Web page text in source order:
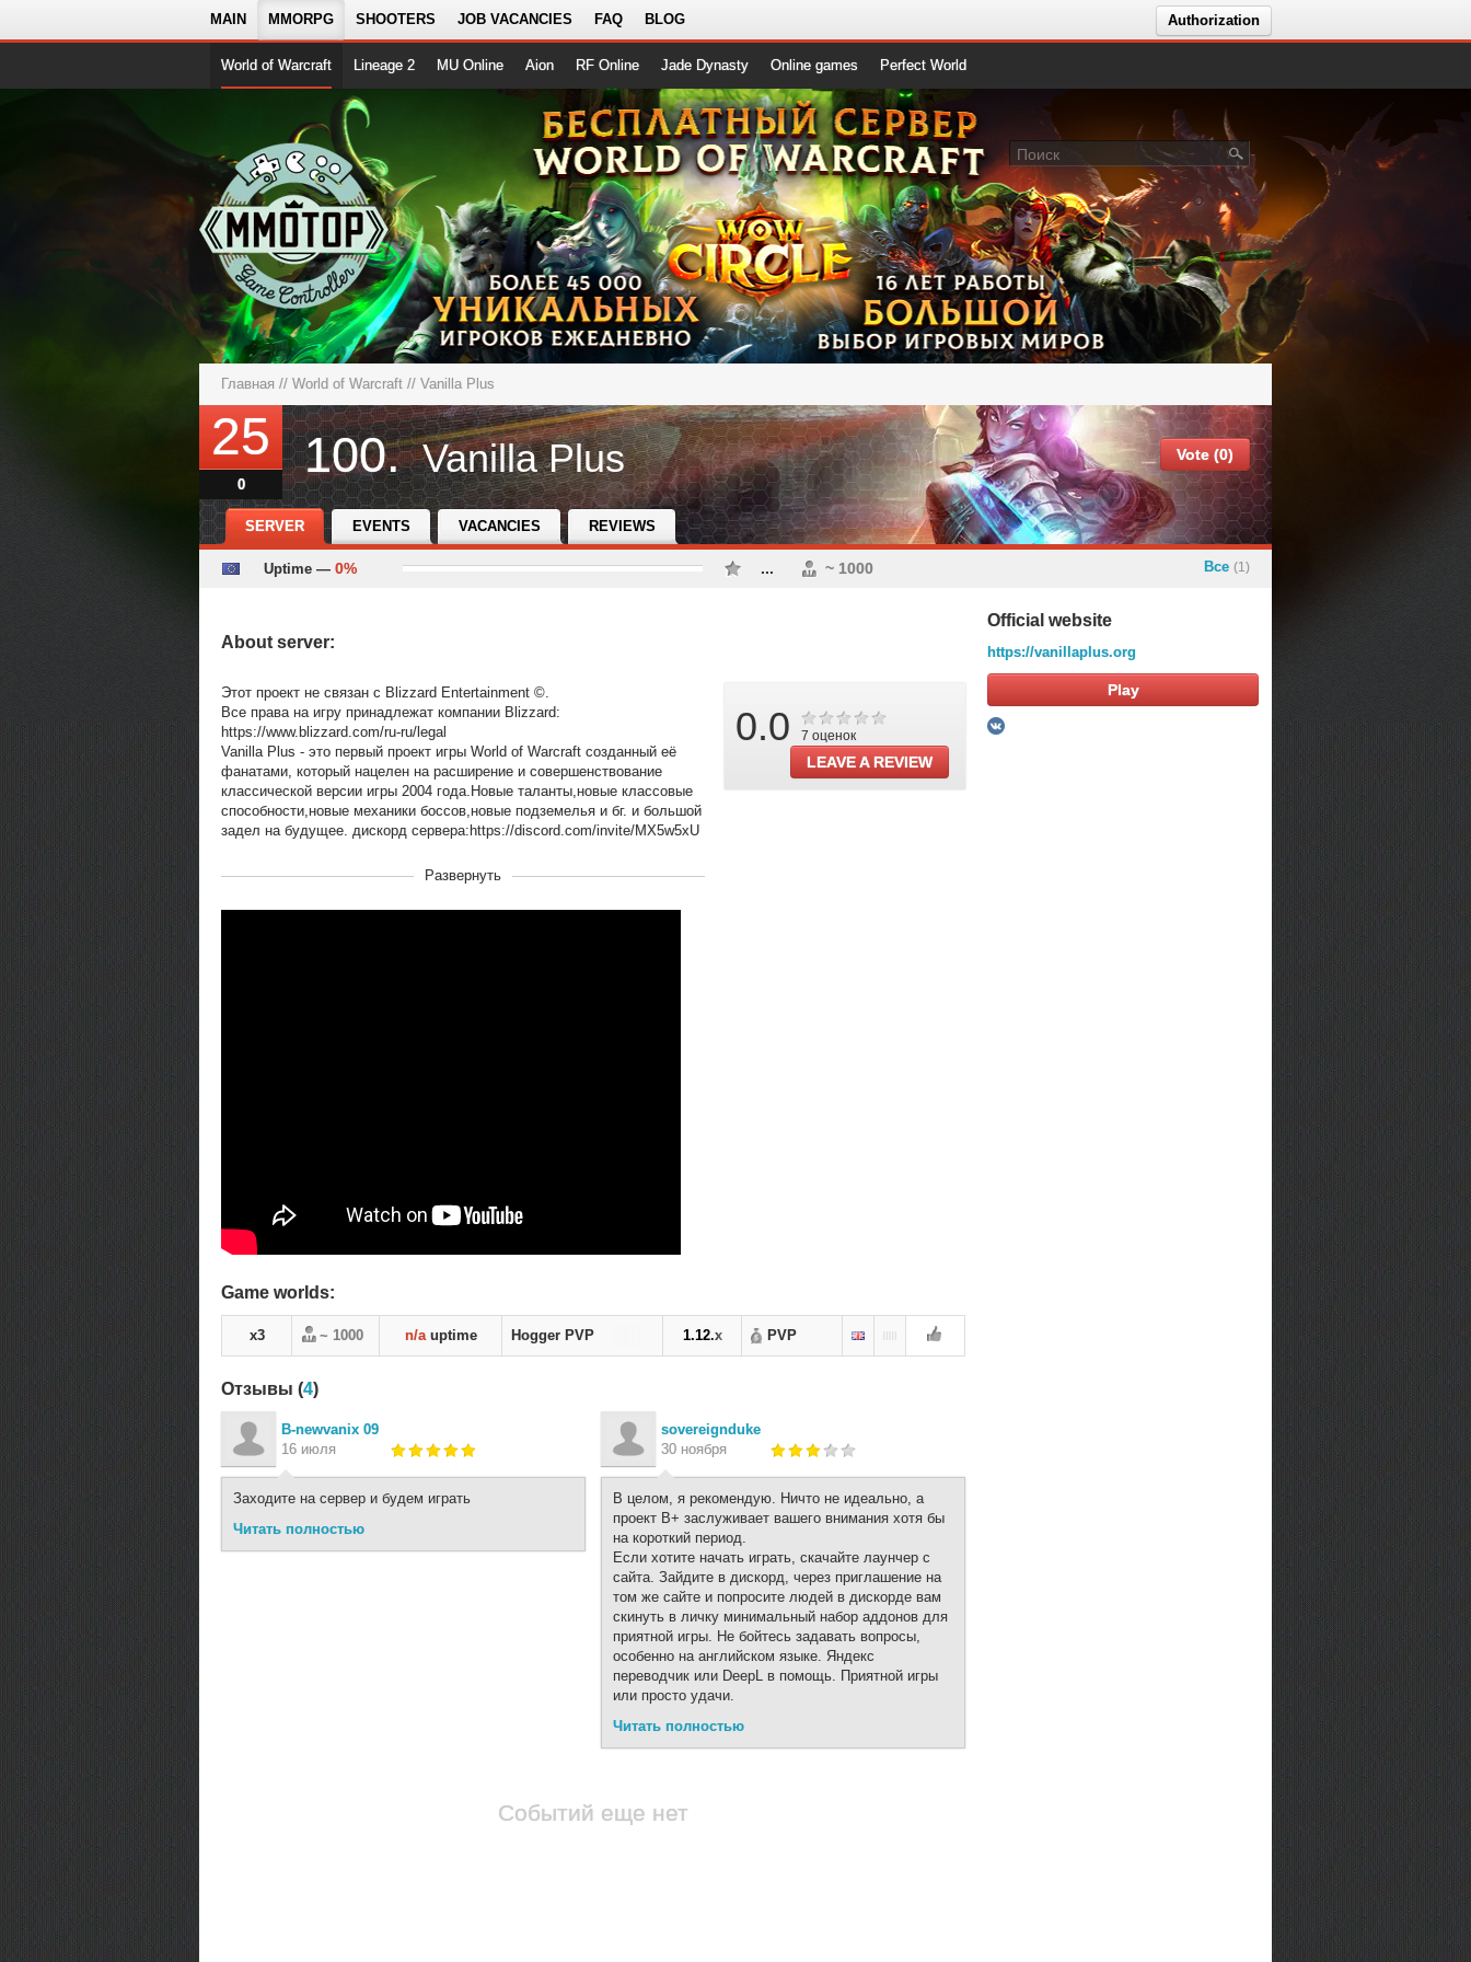
MAIN MMORPG SHOOTERS JOB VACANCIES FAQ BLOG Authorization
World of Warcraft Lineage 2 MU Online Aion RF Online Jade Dynasty Online games Perfect World
Главная // World of Warcraft // Vanilla Plus
25
0
100. Vanilla Plus Vote (0)
SERVER EVENTS VACANCIES REVIEWS
Uptime — 0% ... ~ 1000 Все (1)
About server:
Этот проект не связан с Blizzard Entertainment ©.
Все права на игру принадлежат компании Blizzard:
https://www.blizzard.com/ru-ru/legal
Vanilla Plus - это первый проект игры World of Warcraft созданный её
фанатами, который нацелен на расширение и совершенствование
классической версии игры 2004 года.Новые таланты,новые классовые
способности,новые механики боссов,новые подземелья и бг. и большой
задел на будущее. дискорд сервера:https://discord.com/invite/MX5w5xU
12-11-2020, 12:45
Развернуть
0.0 7 оценок
LEAVE A REVIEW
Game worlds:
x3 ~ 1000 n/auptime Hogger PVP 1.12.x PVP
Отзывы (4)
В-newvanix 09
16 июля
Заходите на сервер и будем играть
Читать полностью
sovereignduke
30 ноября
В целом, я рекомендую. Ничто не идеально, а
проект В+ заслуживает вашего внимания хотя бы
на короткий период.
Если хотите начать играть, скачайте лаунчер с
сайта. Зайдите в дискорд, через приглашение на
том же сайте и попросите людей в дискорде вам
скинуть в личку минимальный набор аддонов для
приятной игры. Не бойтесь задавать вопросы,
особенно на английском языке. Яндекс
переводчик или DeepL в помощь. Приятной игры
или просто удачи.
Читать полностью
Событий еще нет
Official website
https://vanillaplus.org
Play